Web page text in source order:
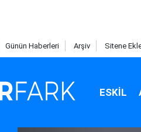
Günün Haberleri Arşiv Sitene
ESKIL